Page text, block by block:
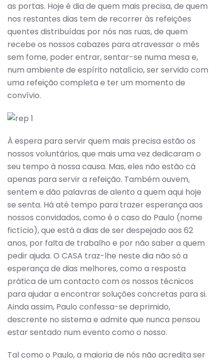
as portas. Hoje é dia de quem mais precisa, de quem
nos restantes dias tem de recorrer às refeições
quentes distribuídas por nós nas ruas, de quem
recebe os nossos cabazes para atravessar o mês
sem fome, poder entrar, sentar-se numa mesa e,
num ambiente de espírito natalício, ser servido com
uma refeição completa e ter um momento de
convívio.
À espera para servir quem mais precisa estão os
nossos voluntários, que mais uma vez dedicaram o
seu tempo à nossa causa. Mas, eles não estão cá
apenas para servir a refeição. Também ouvem,
sentem e dão palavras de alento a quem aqui hoje
se senta. Há até tempo para trazer esperança aos
nossos convidados, como é o caso do Paulo (nome
fictício), que está a dias de ser despejado aos 62
anos, por falta de trabalho e por não saber a quem
pedir ajuda. O CASA traz-lhe neste dia não só a
esperança de dias melhores, como a resposta
prática de um contacto com os nossos técnicos
para ajudar a encontrar soluções concretas para si.
Ainda assim, Paulo confessa-se deprimido,
descrente no sistema e admite que nunca pensou
estar sentado num evento como o nosso.
Tal como o Paulo, a maioria de nós não acredita ser